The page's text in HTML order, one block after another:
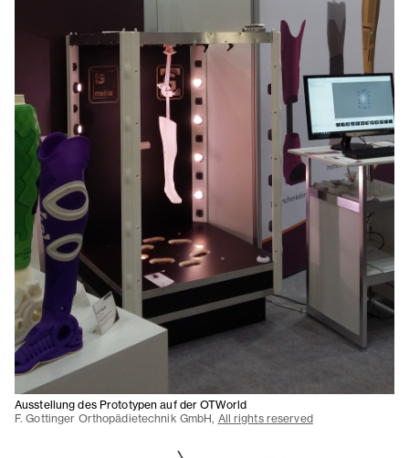
Ausstellung des Prototypen auf der OTWorld
F. Gottinger Orthopädietechnik GmbH, All rights reserved